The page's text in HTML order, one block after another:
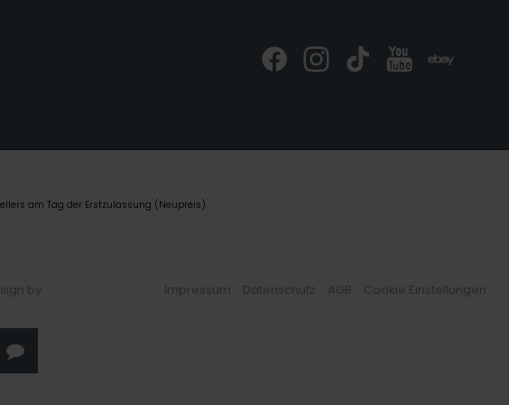
am Tag der Erstzulassung (Neupreis).
by
Impressum Datenschutz AGB Cookie Einstellungen